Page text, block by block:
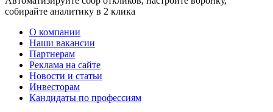
собирайте аналитику в 2 клика
О компании
Наши вакансии
Партнерам
Реклама на сайте
Новости и статьи
Инвесторам
Кандидаты по профессиям